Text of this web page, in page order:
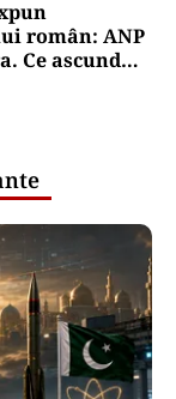
român: ANP
Ce ascund